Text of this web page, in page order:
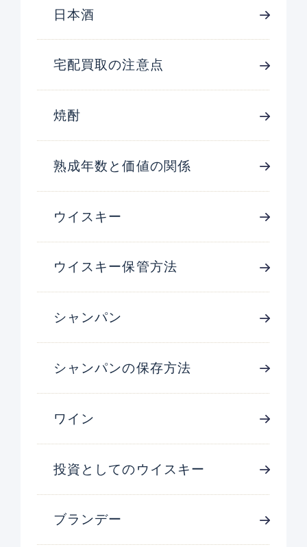
日本酒
宅配買取の注意点
焼酎
熟成年数と価値の関係
ウイスキー
ウイスキー保管方法
シャンパン
シャンパンの保存方法
ワイン
投資としてのウイスキー
ブランデー